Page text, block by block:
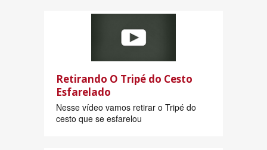
Retirando O Tripé do Cesto
Esfarelado
Nesse vídeo vamos retirar o Tripé do
cesto que se esfarelou